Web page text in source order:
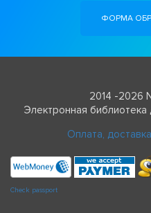
ФОРМА
2014 -2026
Электронная
Оплата,
Check passport